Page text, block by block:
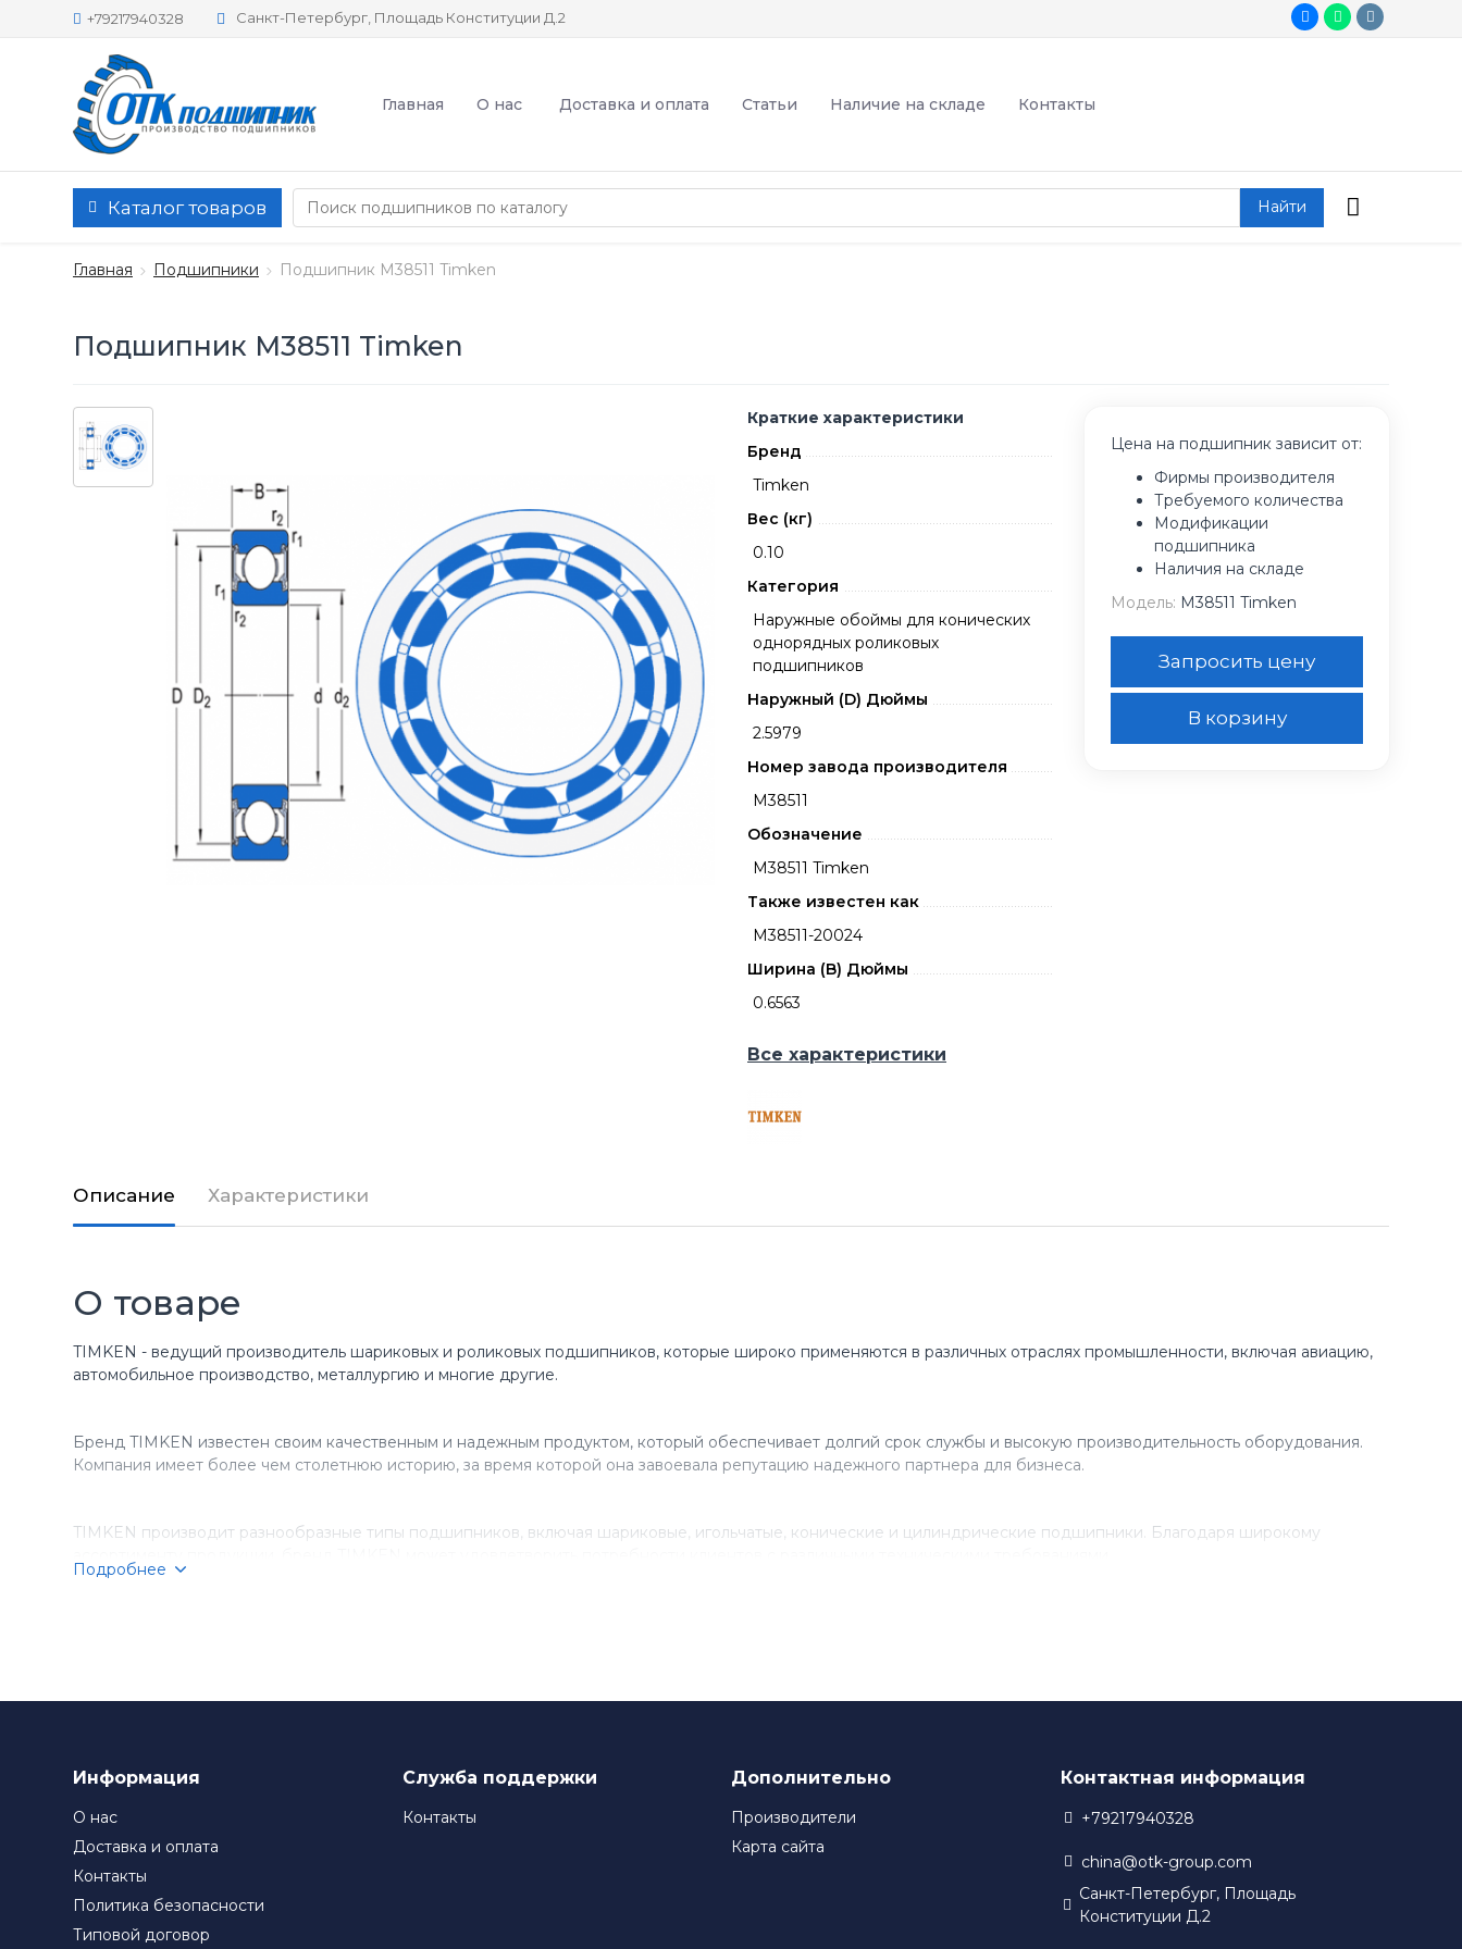
+79217940328 Санкт-Петербург, Площадь Конституции Д.2
Главная О нас Доставка и оплата Статьи Наличие на складе Контакты
Каталог товаров Найти
Главная Подшипники Подшипник M38511 Timken
Подшипник M38511 Timken
Краткие характеристики
Бренд
Timken
Вес (кг)
0.10
Категория
Наружные обоймы для конических
однорядных роликовых
подшипников
Наружный (D) Дюймы
2.5979
Номер завода производителя
M38511
Обозначение
M38511 Timken
Также известен как
M38511-20024
Ширина (B) Дюймы
0.6563
Все характеристики
Цена на подшипник зависит от:
Фирмы производителя
Требуемого количества
Модификации
подшипника
Наличия на складе
Модель: M38511 Timken
Запросить цену
В корзину
Описание Характеристики
О товаре
TIMKEN - ведущий производитель шариковых и роликовых подшипников, которые широко применяются в различных отраслях промышленности, включая авиацию,
автомобильное производство, металлургию и многие другие.
Бренд TIMKEN известен своим качественным и надежным продуктом, который обеспечивает долгий срок службы и высокую производительность оборудования.
Компания имеет более чем столетнюю историю, за время которой она завоевала репутацию надежного партнера для бизнеса.
TIMKEN производит разнообразные типы подшипников, включая шариковые, игольчатые, конические и цилиндрические подшипники. Благодаря широкому
Подробнее
Информация
О нас
Доставка и оплата
Контакты
Политика безопасности
Типовой договор
Служба поддержки
Контакты
Дополнительно
Производители
Карта сайта
Контактная информация
+79217940328
china@otk-group.com
Санкт-Петербург, Площадь
Конституции Д.2